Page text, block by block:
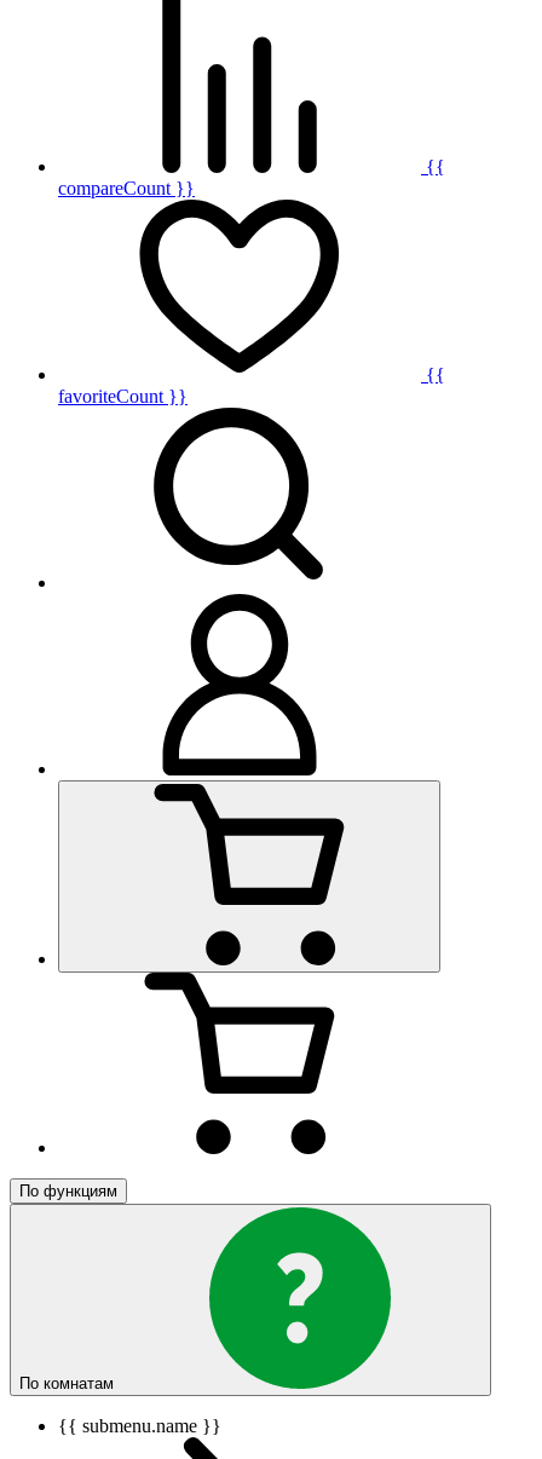
{{
compareCount }}
{{
favoriteCount }}
По функциям
По комнатам
{{ submenu.name }}